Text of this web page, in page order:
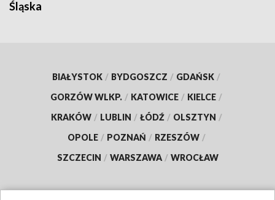
Śląska
BIAŁYSTOK / BYDGOSZCZ / GDAŃSK /
GORZÓW WLKP. / KATOWICE / KIELCE /
KRAKÓW / LUBLIN / ŁÓDŹ / OLSZTYN /
OPOLE / POZNAŃ / RZESZÓW /
SZCZECIN / WARSZAWA / WROCŁAW